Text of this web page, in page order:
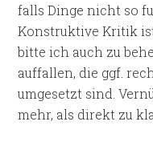
falls Dinge nicht so
Konstruktive Kritik
bitte ich auch zu
auffallen, die ggf.
umgesetzt sind.
mehr, als direkt zu